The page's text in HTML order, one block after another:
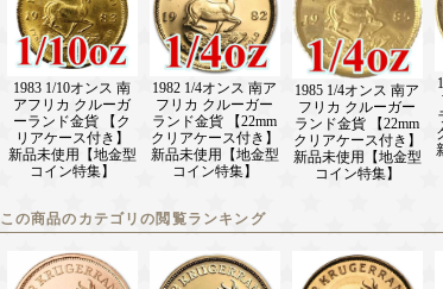
1983 1/10オンス 南
アフリカ クルーガ
ーランド金貨 【ク
リアケース付き】
新品未使用【地金型
コイン特集】
1982 1/4オンス 南ア
フリカ クルーガー
ランド金貨 【22mm
クリアケース付き】
新品未使用【地金型
コイン特集】
1985 1/4オンス 南ア
フリカ クルーガー
ランド金貨 【22mm
クリアケース付き】
新品未使用【地金型
コイン特集】
この商品のカテゴリの閲覧ランキング